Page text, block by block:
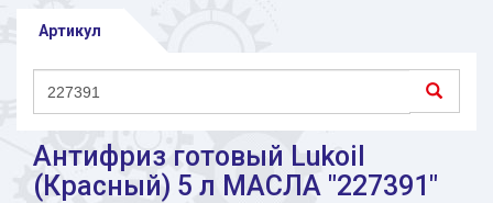
Артикул
Антифриз готовый Lukoil
(Красный) 5 л МАСЛА "227391"